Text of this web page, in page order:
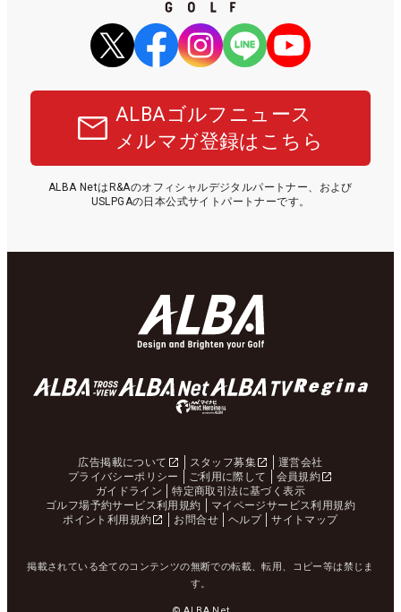
ALBAゴルフニュース
メルマガ登録はこちら
ALBA NetはR&Aのオフィシャルデジタルパートナー、および
USLPGAの日本公式サイトパートナーです。
広告掲載について スタッフ募集
運営会社
プライバシーポリシー
ご利用に際して
会員規約
ガイドライン
特定商取引法に基づく表示
ゴルフ場予約サービス利用規約
マイページサービス利用規約
ポイント利用規約
お問合せ ヘルプ サイトマップ
掲載されている全てのコンテンツの無断での転載、転用、コピー等は禁じま
す。